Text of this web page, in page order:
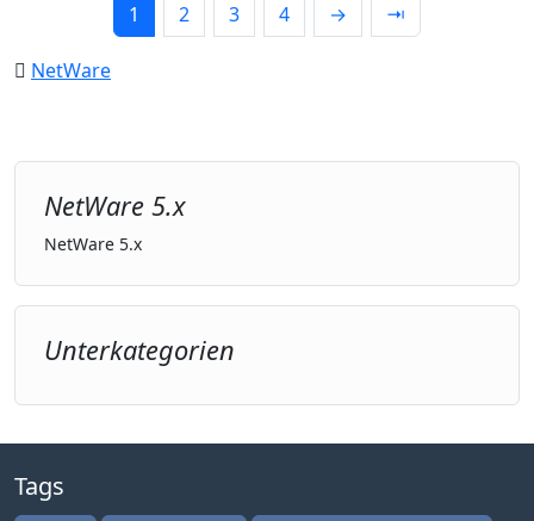
1 2 3 4 → ⇥
NetWare
NetWare 5.x
NetWare 5.x
Unterkategorien
Tags